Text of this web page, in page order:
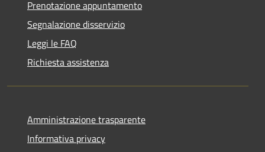
Prenotazione appuntamento
Segnalazione disservizio
Leggi le FAQ
Richiesta assistenza
Amministrazione trasparente
Informativa privacy